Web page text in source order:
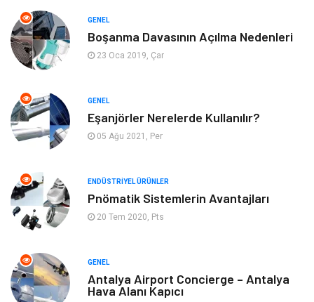
Yapı İnşaat
Emlak Maden ve Metal
Mobilya Hizmet
Endüstriyel Ürünler
Aksesuar Bahçe Ev
Ambalaj
Markalar
Telekomünikasyon Basın Yayın
GENEL
Boşanma Davasının Açılma Nedenleri
23 Oca 2019, Çar
GENEL
Eşanjörler Nerelerde Kullanılır?
05 Ağu 2021, Per
ENDÜSTRIYEL ÜRÜNLER
Pnömatik Sistemlerin Avantajları
20 Tem 2020, Pts
GENEL
Antalya Airport Concierge – Antalya
Hava Alanı Kapıcı